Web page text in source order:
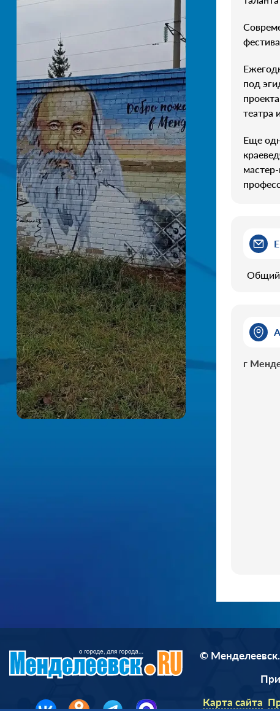
под
театра
Еще
Общий
г
©
При
Карта сайта